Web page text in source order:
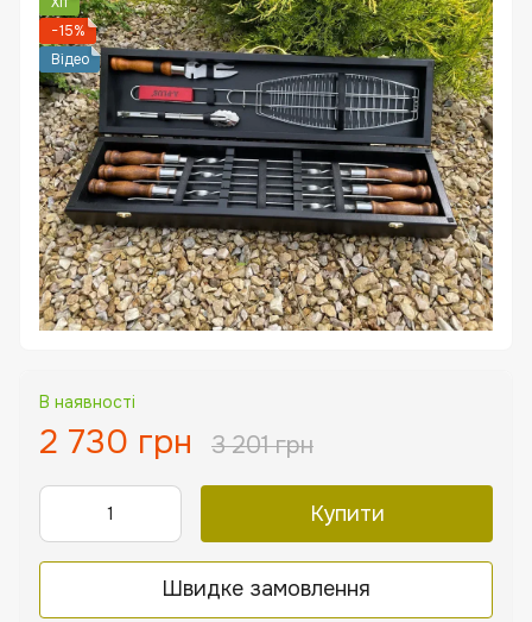
−15%
Відео
В наявності
2 730 грн 3 201 грн
Купити
Швидке замовлення